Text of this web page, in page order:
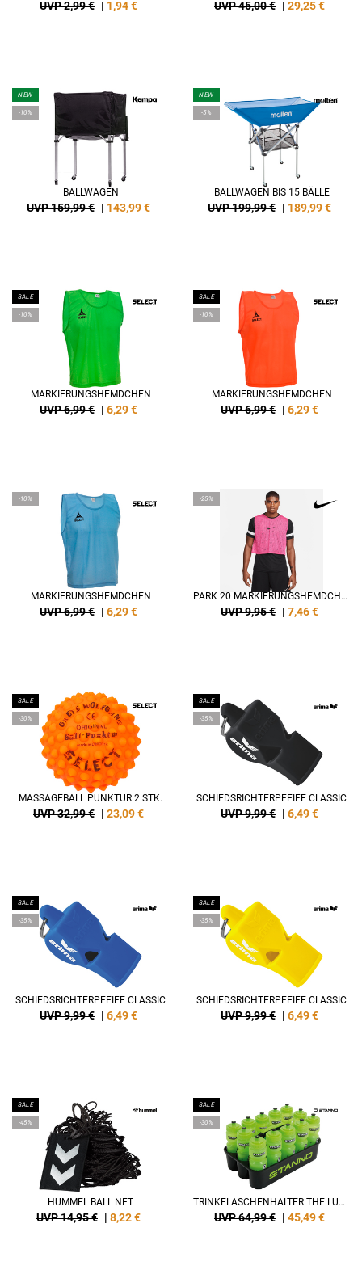
UVP 2,99 € | 1,94€ UVP 45,00 € | 29,25€
NEW
-10%
BALLWAGEN
UVP 159,99 € | 143,99€
NEW
-5%
BALLWAGEN BIS 15 BÄLLE
UVP 199,99 € | 189,99€
SALE
-10%
MARKIERUNGSHEMDCHEN
UVP 6,99 € | 6,29€
SALE
-10%
MARKIERUNGSHEMDCHEN
UVP 6,99 € | 6,29€
-10%
MARKIERUNGSHEMDCHEN
UVP 6,99 € | 6,29€
-25%
PARK 20 MARKIERUNGSHEMDCHEN
UVP 9,95 € | 7,46€
SALE
-30%
MASSAGEBALL PUNKTUR 2 STK.
UVP 32,99 € | 23,09€
SALE
-35%
SCHIEDSRICHTERPFEIFE CLASSIC
UVP 9,99 € | 6,49€
SALE
-35%
SCHIEDSRICHTERPFEIFE CLASSIC
UVP 9,99 € | 6,49€
SALE
-35%
SCHIEDSRICHTERPFEIFE CLASSIC
UVP 9,99 € | 6,49€
SALE
-45%
HUMMEL BALL NET
UVP 14,95 € | 8,22€
SALE
-30%
TRINKFLASCHENHALTER THE LUXE
UVP 64,99 € | 45,49€